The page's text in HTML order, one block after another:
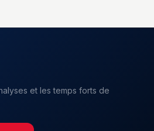
et les temps forts de